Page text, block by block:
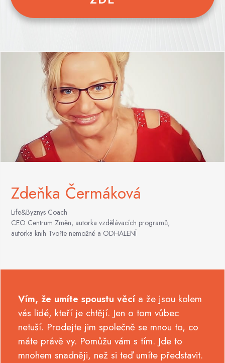
Vím, že umíte spoustu věcía že jsou kolem
vás lidé, kteří je chtějí. Jen o tom vůbec
netuší. Prodejte jim společně se mnou to, co
máte právě vy. Pomůžu vám s tím. Jde to
mnohem snadněji, než si teď umíte představit.
Zdeňka Čermáková
Life&Byznys Coach
CEO Centrum Změn, autorka vzdělávacích programů,
autorka knih Tvořte nemožné a ODHALENÍ